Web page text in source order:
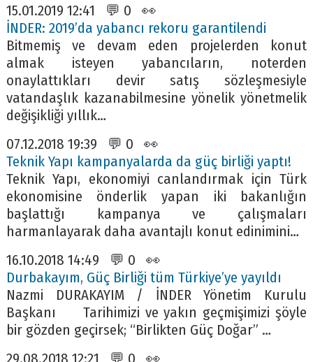
15.01.2019 12:41 💬 0 👀
İNDER: 2019’da yabancı rekoru garantilendi
Bitmemiş ve devam eden projelerden konut
almak isteyen yabancıların, noterden
onaylattıkları devir satış sözleşmesiyle
vatandaşlık kazanabilmesine yönelik yönetmelik
değişikliği yıllık…
07.12.2018 19:39 💬 0 👀
Teknik Yapı kampanyalarda da güç birliği yaptı!
Teknik Yapı, ekonomiyi canlandırmak için Türk
ekonomisine önderlik yapan iki bakanlığın
başlattığı kampanya ve çalışmaları
harmanlayarak daha avantajlı konut edinimini…
16.10.2018 14:49 💬 0 👀
Durbakayım, Güç Birliği tüm Türkiye’ye yayıldı
Nazmi DURAKAYIM / İNDER Yönetim Kurulu
Başkanı Tarihimizi ve yakın geçmişimizi şöyle
bir gözden geçirsek; “Birlikten Güç Doğar” …